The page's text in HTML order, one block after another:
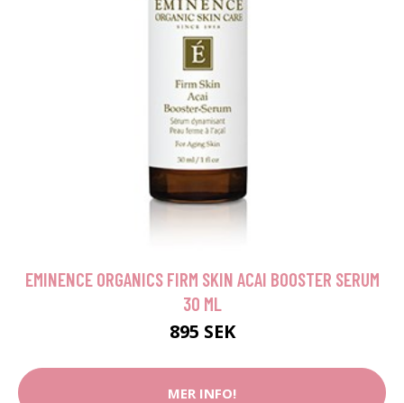
EMINENCE ORGANICS FIRM SKIN ACAI BOOSTER SERUM
30 ML
895 SEK
MER INFO!